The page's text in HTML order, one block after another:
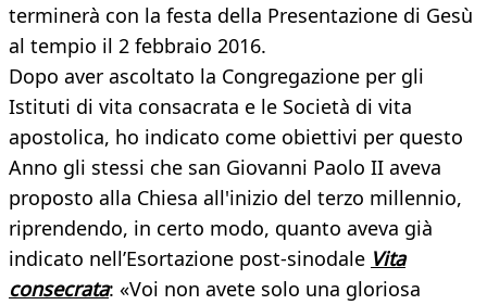
terminerà con la festa della Presentazione di Gesù
al tempio il 2 febbraio 2016.
Dopo aver ascoltato la Congregazione per gli
Istituti di vita consacrata e le Società di vita
apostolica, ho indicato come obiettivi per questo
Anno gli stessi che san Giovanni Paolo II aveva
proposto alla Chiesa all'inizio del terzo millennio,
riprendendo, in certo modo, quanto aveva già
indicato nell’Esortazione post-sinodale Vita
consecrata: «Voi non avete solo una gloriosa